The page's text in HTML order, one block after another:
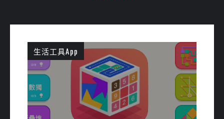
生活工具App